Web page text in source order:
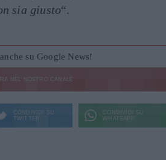
sia giusto“.
su Google News!
NEL NOSTRO CANALE
CONDIVIDI SU
TWITTER
CONDIVIDI SU
WHATSAPP